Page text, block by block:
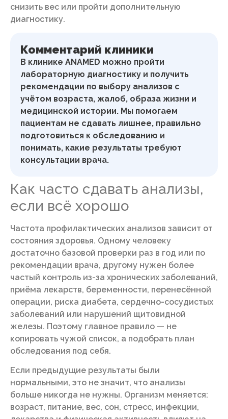
снизить вес или пройти дополнительную
диагностику.
Комментарий клиники
В клинике ANAMED можно пройти
лабораторную диагностику и получить
рекомендации по выбору анализов с
учётом возраста, жалоб, образа жизни и
медицинской истории. Мы помогаем
пациентам не сдавать лишнее, правильно
подготовиться к обследованию и
понимать, какие результаты требуют
консультации врача.
Как часто сдавать анализы,
если всё хорошо
Частота профилактических анализов зависит от
состояния здоровья. Одному человеку
достаточно базовой проверки раз в год или по
рекомендации врача, другому нужен более
частый контроль из-за хронических заболеваний,
приёма лекарств, беременности, перенесённой
операции, риска диабета, сердечно-сосудистых
заболеваний или нарушений щитовидной
железы. Поэтому главное правило — не
копировать чужой список, а подобрать план
обследования под себя.
Если предыдущие результаты были
нормальными, это не значит, что анализы
больше никогда не нужны. Организм меняется:
возраст, питание, вес, сон, стресс, инфекции,